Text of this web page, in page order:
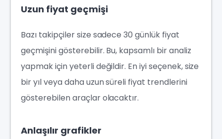
Uzun fiyat geçmişi
Bazı takipçiler size sadece 30 günlük fiyat
geçmişini gösterebilir. Bu, kapsamlı bir analiz
yapmak için yeterli değildir. En iyi seçenek, size
bir yıl veya daha uzun süreli fiyat trendlerini
gösterebilen araçlar olacaktır.
Anlaşılır grafikler